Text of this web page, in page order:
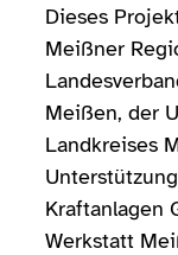
Dieses
Meißner
Meißen, der
Landkreises
Kraftanlagen
Werkstatt